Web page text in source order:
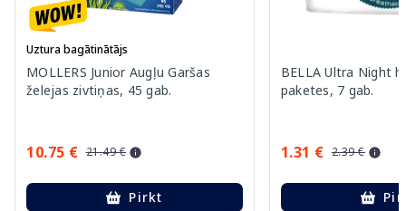
Uztura bagātinātājs
MOLLERS Junior Augļu Garšas
želejas zivtiņas, 45 gab.
10.75 € 21.49 €
Pirkt
BELLA Ultra Night
paketes, 7 gab.
1.31 € 2.39 €